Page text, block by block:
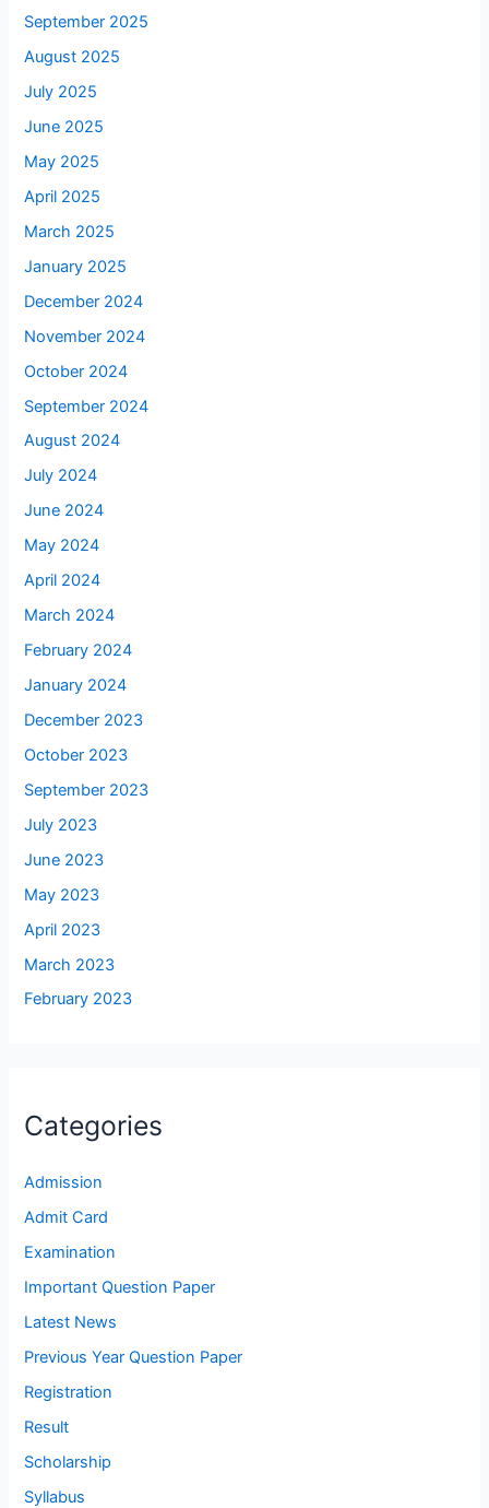
September 2025
August 2025
July 2025
June 2025
May 2025
April 2025
March 2025
January 2025
December 2024
November 2024
October 2024
September 2024
August 2024
July 2024
June 2024
May 2024
April 2024
March 2024
February 2024
January 2024
December 2023
October 2023
September 2023
July 2023
June 2023
May 2023
April 2023
March 2023
February 2023
Categories
Admission
Admit Card
Examination
Important Question Paper
Latest News
Previous Year Question Paper
Registration
Result
Scholarship
Syllabus